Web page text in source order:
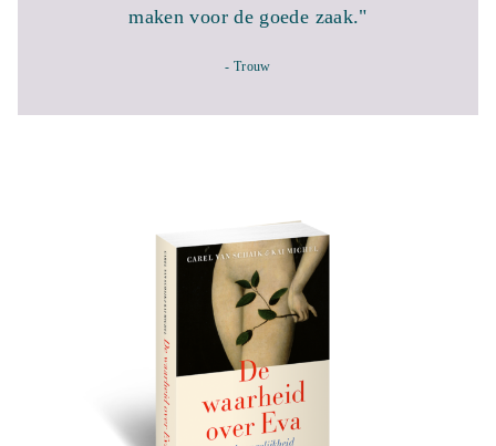
maken voor de goede zaak."
- Trouw